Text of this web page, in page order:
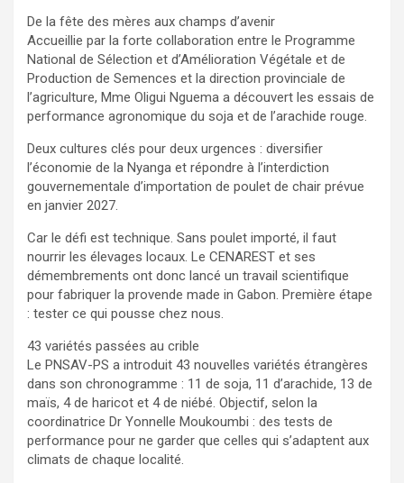
De la fête des mères aux champs d’avenir
Accueillie par la forte collaboration entre le Programme
National de Sélection et d’Amélioration Végétale et de
Production de Semences et la direction provinciale de
l’agriculture, Mme Oligui Nguema a découvert les essais de
performance agronomique du soja et de l’arachide rouge.
Deux cultures clés pour deux urgences : diversifier
l’économie de la Nyanga et répondre à l’interdiction
gouvernementale d’importation de poulet de chair prévue
en janvier 2027.
Car le défi est technique. Sans poulet importé, il faut
nourrir les élevages locaux. Le CENAREST et ses
démembrements ont donc lancé un travail scientifique
pour fabriquer la provende made in Gabon. Première étape
: tester ce qui pousse chez nous.
43 variétés passées au crible
Le PNSAV-PS a introduit 43 nouvelles variétés étrangères
dans son chronogramme : 11 de soja, 11 d’arachide, 13 de
maïs, 4 de haricot et 4 de niébé. Objectif, selon la
coordinatrice Dr Yonnelle Moukoumbi : des tests de
performance pour ne garder que celles qui s’adaptent aux
climats de chaque localité.